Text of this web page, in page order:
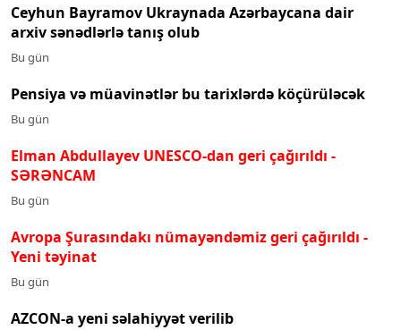
Ceyhun Bayramov Ukraynada Azərbaycana dair
arxiv sənədlərlə tanış olub
Bu gün
Pensiya və müavinətlər bu tarixlərdə köçürüləcək
Bu gün
Elman Abdullayev UNESCO-dan geri çağırıldı -
SƏRƏNCAM
Bu gün
Avropa Şurasındakı nümayəndəmiz geri çağırıldı -
Yeni təyinat
Bu gün
AZCON-a yeni səlahiyyət verilib